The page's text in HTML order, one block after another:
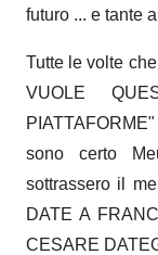
futuro ... e tante
Tutte le volte
VUOLE
PIATTAFORME"
sono certo
sottrassero il
DATE A
CESARE